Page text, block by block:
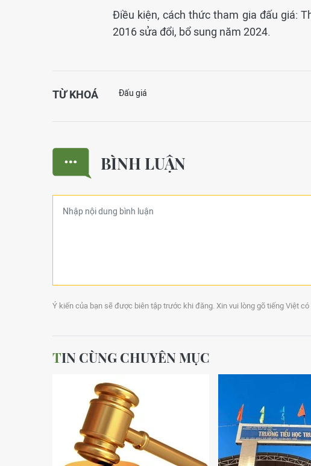
Điều kiện, cách thức tham gia đấu giá:
2016 sửa đổi, bổ sung năm 2024.
TỪ KHOÁ Đấu giá
BÌNH LUẬN
Ý kiến của bạn sẽ được biên tập trước khi đăng. Xin vui lòng gõ tiếng Việt có
TIN CÙNG CHUYÊN MỤC